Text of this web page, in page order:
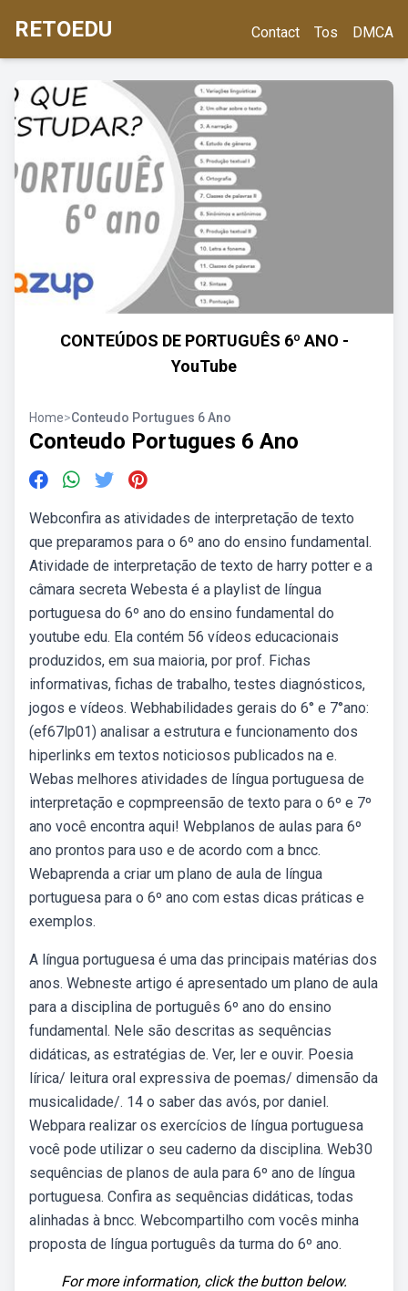
RETOEDU Contact Tos DMCA
CONTEÚDOS DE PORTUGUÊS 6º ANO -
YouTube
Home>Conteudo Portugues 6 Ano
Conteudo Portugues 6 Ano
Webconfira as atividades de interpretação de texto
que preparamos para o 6º ano do ensino fundamental.
Atividade de interpretação de texto de harry potter e a
câmara secreta Webesta é a playlist de língua
portuguesa do 6º ano do ensino fundamental do
youtube edu. Ela contém 56 vídeos educacionais
produzidos, em sua maioria, por prof. Fichas
informativas, fichas de trabalho, testes diagnósticos,
jogos e vídeos. Webhabilidades gerais do 6° e 7°ano:
(ef67lp01) analisar a estrutura e funcionamento dos
hiperlinks em textos noticiosos publicados na e.
Webas melhores atividades de língua portuguesa de
interpretação e copmpreensão de texto para o 6º e 7º
ano você encontra aqui! Webplanos de aulas para 6º
ano prontos para uso e de acordo com a bncc.
Webaprenda a criar um plano de aula de língua
portuguesa para o 6º ano com estas dicas práticas e
exemplos.
A língua portuguesa é uma das principais matérias dos
anos. Webneste artigo é apresentado um plano de aula
para a disciplina de português 6º ano do ensino
fundamental. Nele são descritas as sequências
didáticas, as estratégias de. Ver, ler e ouvir. Poesia
lírica/ leitura oral expressiva de poemas/ dimensão da
musicalidade/. 14 o saber das avós, por daniel.
Webpara realizar os exercícios de língua portuguesa
você pode utilizar o seu caderno da disciplina. Web30
sequências de planos de aula para 6º ano de língua
portuguesa. Confira as sequências didáticas, todas
alinhadas à bncc. Webcompartilho com vocês minha
proposta de língua português da turma do 6º ano.
For more information, click the button below.